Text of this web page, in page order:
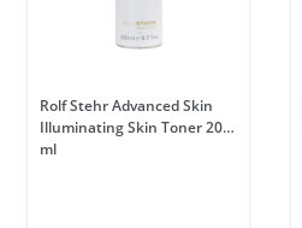
Rolf Stehr Advanced Skin
Illuminating Skin Toner 200
ml